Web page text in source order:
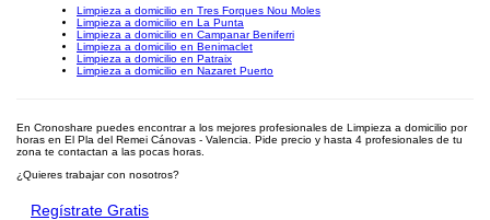
Limpieza a domicilio en Tres Forques Nou Moles
Limpieza a domicilio en La Punta
Limpieza a domicilio en Campanar Beniferri
Limpieza a domicilio en Benimaclet
Limpieza a domicilio en Patraix
Limpieza a domicilio en Nazaret Puerto
En Cronoshare puedes encontrar a los mejores profesionales de Limpieza a domicilio por
horas en El Pla del Remei Cánovas - Valencia. Pide precio y hasta 4 profesionales de tu
zona te contactan a las pocas horas.
¿Quieres trabajar con nosotros?
Regístrate Gratis